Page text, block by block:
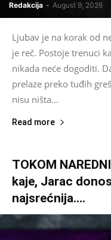
Redakcija - August 9, 2026
Ljubav je na korak od
je reč. Postoje trenuci
nikada neće dogoditi.
prelaze preko tuđih
nisu ništa...
Read more
TOKOM
kaje, Jarac
najsrećnija….